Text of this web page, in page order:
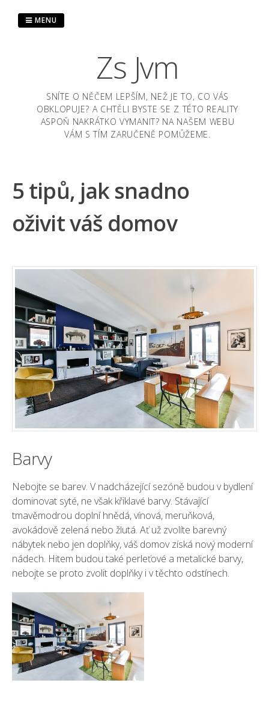
Zs Jvm
SNÍTE O NĚČEM LEPŠÍM, NEŽ JE TO, CO VÁS
OBKLOPUJE? A CHTĚLI BYSTE SE Z TÉTO REALITY
ASPOŇ NAKRÁTKO VYMANIT? NA NAŠEM WEBU
VÁM S TÍM ZARUČENĚ POMŮŽEME.
MENU
5 tipů, jak snadno
oživit váš domov
Barvy
Nebojte se barev. V nadcházející sezóně budou v bydlení
dominovat syté, ne však křiklavé barvy. Stávající
tmavěmodrou doplní hnědá, vínová, meruňková,
avokádově zelená nebo žlutá. Ať už zvolíte barevný
nábytek nebo jen doplňky, váš domov získá nový moderní
nádech. Hitem budou také perleťové a metalické barvy,
nebojte se proto zvolit doplňky i v těchto odstínech.